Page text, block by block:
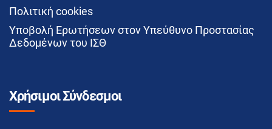
Πολιτική cookies
Υποβολή Ερωτήσεων στον Υπεύθυνο Προστασίας
Δεδομένων του ΙΣΘ
Χρήσιμοι Σύνδεσμοι